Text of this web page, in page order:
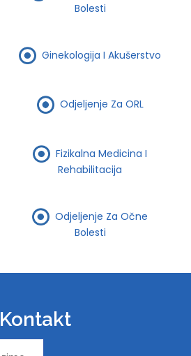
Bolesti
Ginekologija I Akušerstvo
Odjeljenje Za ORL
Fizikalna Medicina I
Rehabilitacija
Odjeljenje Za Očne
Bolesti
Kontakt